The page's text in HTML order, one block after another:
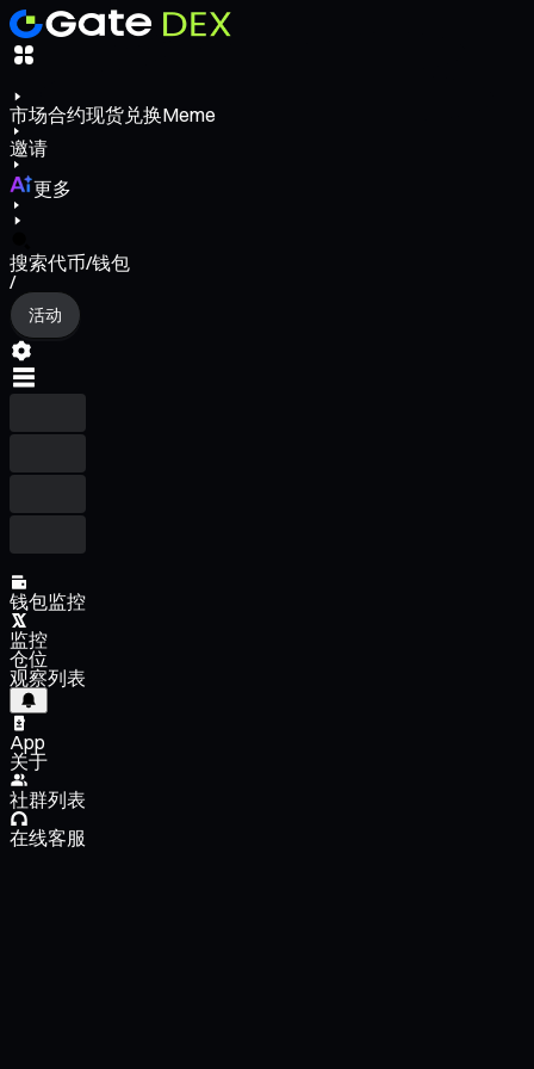
市场合约现货兑换Meme
邀请
更多
搜索代币/钱包
/
活动
钱包监控
监控
仓位
观察列表
App
关于
社群列表
在线客服